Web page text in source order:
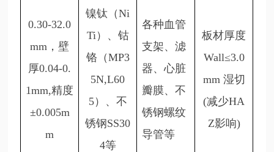
0.30-32.0
mm，壁
厚0.04-0.
1mm,精度
±0.005m
m
镍钛（Ni
Ti）、钴
铬（MP3
5N,L60
5）、不
锈钢SS30
4等
各种血管
支架、滤
器、心脏
瓣膜、不
锈钢螺纹
导管等
板材厚度
Wall≤3.0
mm 湿切
(减少HA
Z影响)